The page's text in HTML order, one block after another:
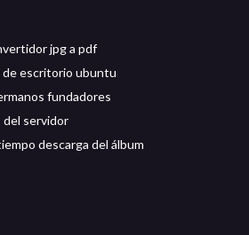
jpg a pdf
escritorio ubuntu
fundadores
del servidor
descarga del álbum